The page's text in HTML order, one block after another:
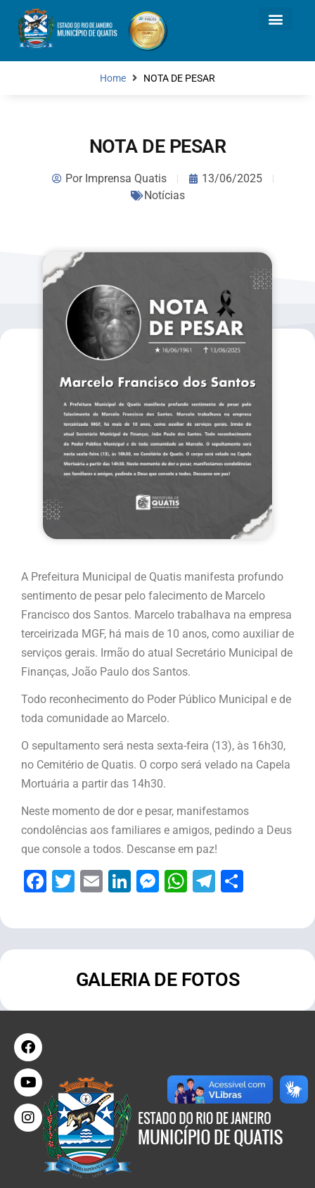
Home NOTA DE PESAR
NOTA DE PESAR
PorImprensa Quatis
13/06/2025
Notícias
A Prefeitura Municipal de Quatis manifesta profundo
sentimento de pesar pelo falecimento de Marcelo
Francisco dos Santos. Marcelo trabalhava na empresa
terceirizada MGF, há mais de 10 anos, como auxiliar de
serviços gerais. Irmão do atual Secretário Municipal de
Finanças, João Paulo dos Santos.
Todo reconhecimento do Poder Público Municipal e de
toda comunidade ao Marcelo.
O sepultamento será nesta sexta-feira (13), às 16h30,
no Cemitério de Quatis. O corpo será velado na Capela
Mortuária a partir das 14h30.
Neste momento de dor e pesar, manifestamos
condolências aos familiares e amigos, pedindo a Deus
que console a todos. Descanse em paz!
Facebook
Twitter
EmailLinkedIn
Messenger
WhatsApp
Telegram
GALERIA DE FOTOS